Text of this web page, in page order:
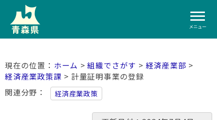
メニュー
ホーム >組織でさがす > 経済産業部 >
経済産業政策課 > 計量証明事業の登録
関連分野
経済産業政策